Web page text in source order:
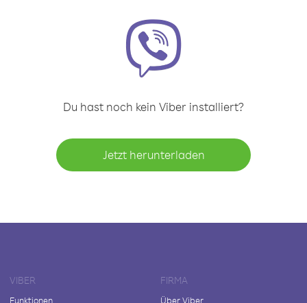
Du hast noch kein Viber installiert?
Jetzt herunterladen
VIBER
Funktionen
FIRMA
Über Viber